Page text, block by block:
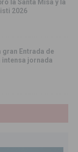
la Santa Misa y la
2026
gran Entrada de
intensa jornada